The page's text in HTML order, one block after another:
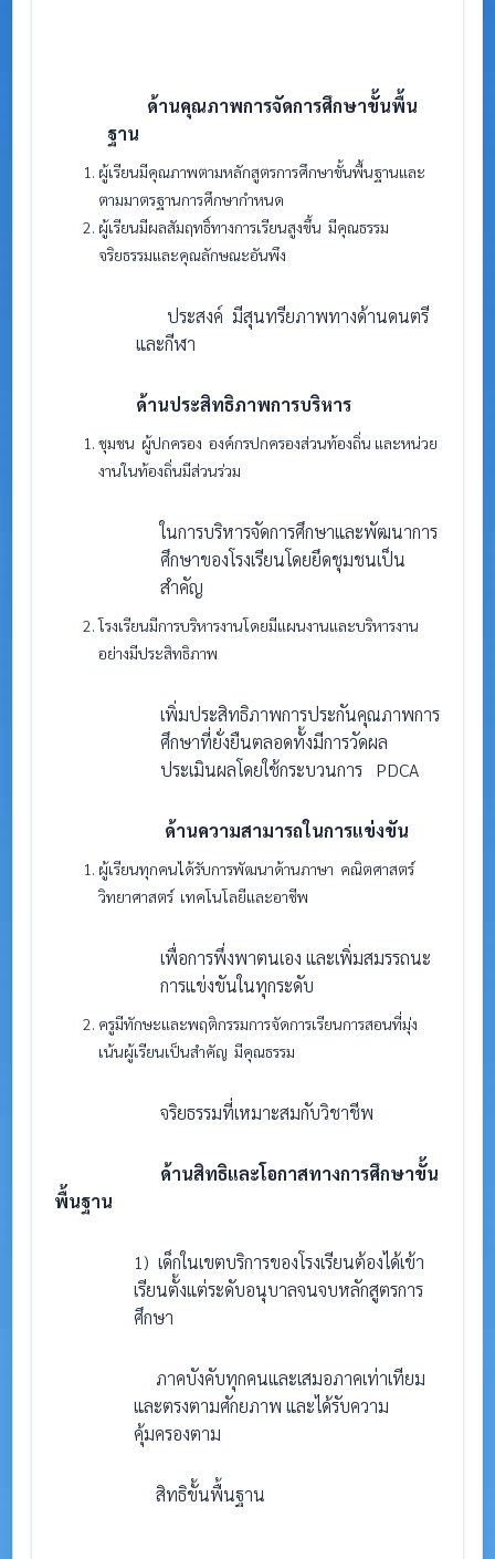
ด้านคุณภาพการจัดการศึกษาขั้นพื้น
ฐาน
ผู้เรียนมีคุณภาพตามหลักสูตรการศึกษาขั้นพื้นฐานและ
ตามมาตรฐานการศึกษากำหนด
ผู้เรียนมีผลสัมฤทธิ์ทางการเรียนสูงขึ้น มีคุณธรรม
จริยธรรมและคุณลักษณะอันพึง
ประสงค์ มีสุนทรียภาพทางด้านดนตรี
และกีฬา
ด้านประสิทธิภาพการบริหาร
ชุมชน ผู้ปกครอง องค์กรปกครองส่วนท้องถิ่น และหน่วย
งานในท้องถิ่นมีส่วนร่วม
ในการบริหารจัดการศึกษาและพัฒนาการ
ศึกษาของโรงเรียนโดยยึดชุมชนเป็น
สำคัญ
โรงเรียนมีการบริหารงานโดยมีแผนงานและบริหารงาน
อย่างมีประสิทธิภาพ
เพิ่มประสิทธิภาพการประกันคุณภาพการ
ศึกษาที่ยั่งยืนตลอดทั้งมีการวัดผล
ประเมินผลโดยใช้กระบวนการ PDCA
ด้านความสามารถในการแข่งขัน
ผู้เรียนทุกคนได้รับการพัฒนาด้านภาษา คณิตศาสตร์
วิทยาศาสตร์ เทคโนโลยีและอาชีพ
เพื่อการพึ่งพาตนเอง และเพิ่มสมรรถนะ
การแข่งขันในทุกระดับ
ครูมีทักษะและพฤติกรรมการจัดการเรียนการสอนที่มุ่ง
เน้นผู้เรียนเป็นสำคัญ มีคุณธรรม
จริยธรรมที่เหมาะสมกับวิชาชีพ
ด้านสิทธิและโอกาสทางการศึกษาขั้น
พื้นฐาน
1) เด็กในเขตบริการของโรงเรียนต้องได้เข้า
เรียนตั้งแต่ระดับอนุบาลจนจบหลักสูตรการ
ศึกษา
ภาคบังคับทุกคนและเสมอภาคเท่าเทียม
และตรงตามศักยภาพ และได้รับความ
คุ้มครองตาม
สิทธิขั้นพื้นฐาน